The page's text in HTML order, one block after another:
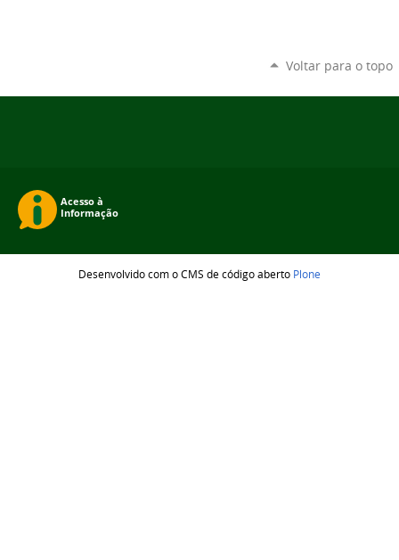
Voltar para o topo
Desenvolvido com o CMS de código aberto Plone